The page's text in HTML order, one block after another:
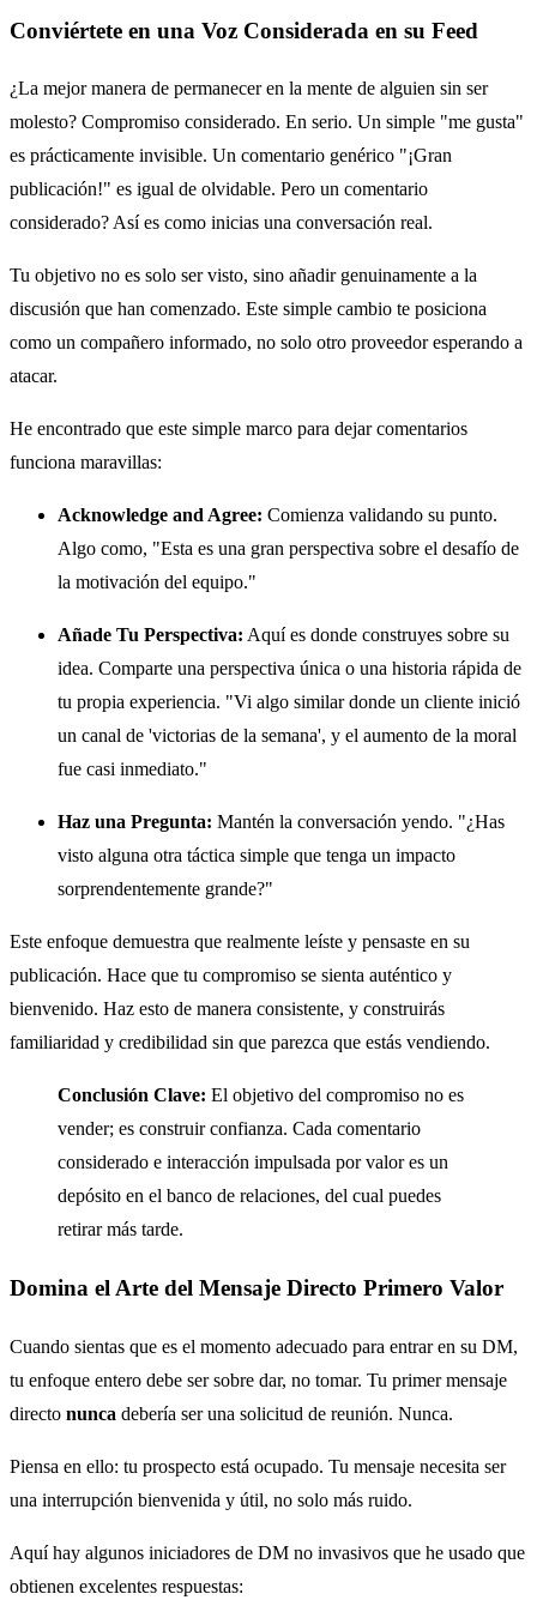
Conviértete en una Voz Considerada en su Feed
¿La mejor manera de permanecer en la mente de alguien sin ser
molesto? Compromiso considerado. En serio. Un simple "me gusta"
es prácticamente invisible. Un comentario genérico "¡Gran
publicación!" es igual de olvidable. Pero un comentario
considerado? Así es como inicias una conversación real.
Tu objetivo no es solo ser visto, sino añadir genuinamente a la
discusión que han comenzado. Este simple cambio te posiciona
como un compañero informado, no solo otro proveedor esperando a
atacar.
He encontrado que este simple marco para dejar comentarios
funciona maravillas:
Acknowledge and Agree: Comienza validando su punto.
Algo como, "Esta es una gran perspectiva sobre el desafío de
la motivación del equipo."
Añade Tu Perspectiva: Aquí es donde construyes sobre su
idea. Comparte una perspectiva única o una historia rápida de
tu propia experiencia. "Vi algo similar donde un cliente inició
un canal de 'victorias de la semana', y el aumento de la moral
fue casi inmediato."
Haz una Pregunta: Mantén la conversación yendo. "¿Has
visto alguna otra táctica simple que tenga un impacto
sorprendentemente grande?"
Este enfoque demuestra que realmente leíste y pensaste en su
publicación. Hace que tu compromiso se sienta auténtico y
bienvenido. Haz esto de manera consistente, y construirás
familiaridad y credibilidad sin que parezca que estás vendiendo.
Conclusión Clave: El objetivo del compromiso no es
vender; es construir confianza. Cada comentario
considerado e interacción impulsada por valor es un
depósito en el banco de relaciones, del cual puedes
retirar más tarde.
Domina el Arte del Mensaje Directo Primero Valor
Cuando sientas que es el momento adecuado para entrar en su DM,
tu enfoque entero debe ser sobre dar, no tomar. Tu primer mensaje
directo nunca debería ser una solicitud de reunión. Nunca.
Piensa en ello: tu prospecto está ocupado. Tu mensaje necesita ser
una interrupción bienvenida y útil, no solo más ruido.
Aquí hay algunos iniciadores de DM no invasivos que he usado que
obtienen excelentes respuestas: